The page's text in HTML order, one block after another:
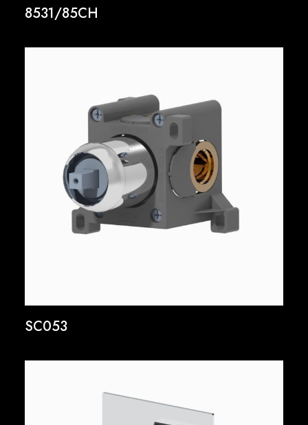
8531/85CH
SC053